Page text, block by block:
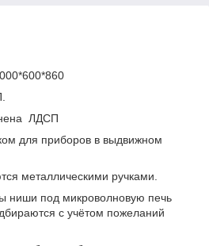
ЛДСП
для приборов в выдвижном
металлическими ручками.
ниши под микроволновую печь
с учётом пожеланий